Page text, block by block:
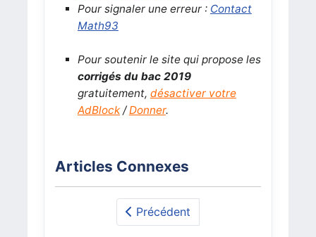
Pour signaler une erreur : Contact
Math93
Pour soutenir le site qui propose les
corrigés du bac 2019
gratuitement, désactiver votre
AdBlock/Donner.
Articles Connexes
Précédent